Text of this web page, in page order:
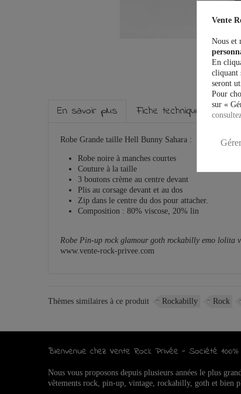
En savoir plus Fiche technique
Robe Grande taille Hell Bunny Sahara :
Robe noire à manches courtes
Couture à la taille
3 boutons crème au centre devant
Plis au corsage devant et au dos
Zip dans le centre du dos pour attacher.
Composition : 80% viscose, 20% lin
Robe Pin-up rock glamour goth rockabilly emo lolita
www.vente-rock-privee.com
Thèmes similaires à ce produit Rockabilly Rock
Bienvenue chez Vente Rock Privée - Société
Nous vous proposons depuis plusieurs années le plus
vêtements rock, pin-up, vintage, rockabilly, goth et bien
Vente
Nous et
En
cliquant
seront
Pour
sur «